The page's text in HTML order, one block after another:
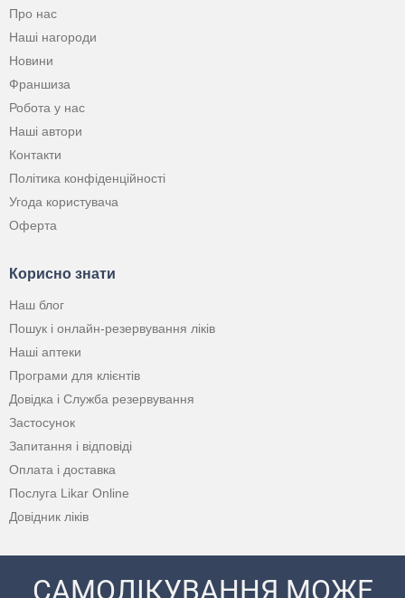
Про нас
Наші нагороди
Новини
Франшиза
Робота у нас
Наші автори
Контакти
Політика конфіденційності
Угода користувача
Оферта
Корисно знати
Наш блог
Пошук і онлайн-резервування ліків
Наші аптеки
Програми для клієнтів
Довідка і Служба резервування
Застосунок
Запитання і відповіді
Оплата і доставка
Послуга Likar Online
Довідник ліків